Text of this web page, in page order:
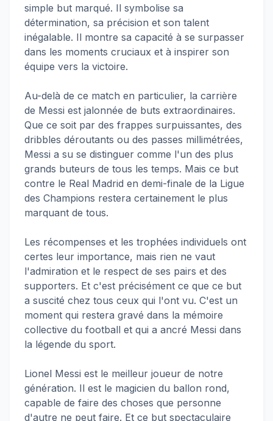
simple but marqué. Il symbolise sa
détermination, sa précision et son talent
inégalable. Il montre sa capacité à se surpasser
dans les moments cruciaux et à inspirer son
équipe vers la victoire.
Au-delà de ce match en particulier, la carrière
de Messi est jalonnée de buts extraordinaires.
Que ce soit par des frappes surpuissantes, des
dribbles déroutants ou des passes millimétrées,
Messi a su se distinguer comme l'un des plus
grands buteurs de tous les temps. Mais ce but
contre le Real Madrid en demi-finale de la Ligue
des Champions restera certainement le plus
marquant de tous.
Les récompenses et les trophées individuels ont
certes leur importance, mais rien ne vaut
l'admiration et le respect de ses pairs et des
supporters. Et c'est précisément ce que ce but
a suscité chez tous ceux qui l'ont vu. C'est un
moment qui restera gravé dans la mémoire
collective du football et qui a ancré Messi dans
la légende du sport.
Lionel Messi est le meilleur joueur de notre
génération. Il est le magicien du ballon rond,
capable de faire des choses que personne
d'autre ne peut faire. Et ce but spectaculaire